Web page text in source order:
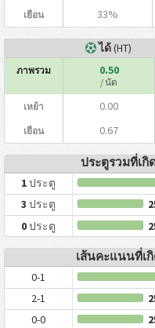
เยือน 33%
ได้(HT)
ภาพรวม 0.50
/ นัด
เหย้า 0.00
เยือน 0.67
ประตูรวมที่เกิ
1ประตู
3ประตู
0ประตู
เส้นคะแนนที่เ
0-1
2-1
0-0